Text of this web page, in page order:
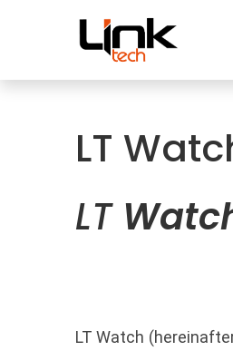
LT
LT
LT Watch